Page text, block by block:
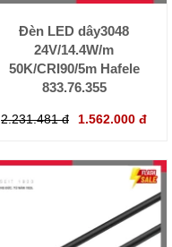
Đèn LED dây3048
24V/14.4W/m
50K/CRI90/5m Hafele
833.76.355
2.231.481 đ 1.562.000 đ